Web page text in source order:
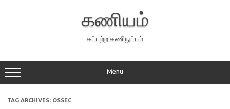
கணியம்
கட்டற்ற கணிநுட்பம்
Menu
TAG ARCHIVES: OSSEC